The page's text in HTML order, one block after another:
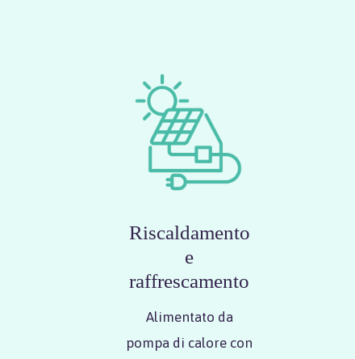
Riscaldamento
e
raffrescamento
Alimentato da
pompa di calore con